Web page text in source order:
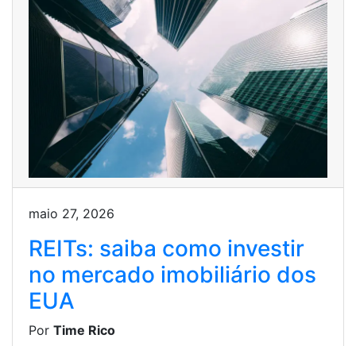
maio 27, 2026
REITs: saiba como investir
no mercado imobiliário dos
EUA
Por Time Rico